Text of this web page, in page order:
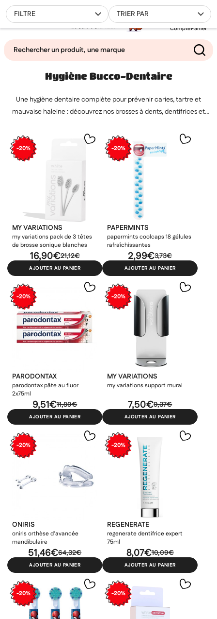
Compte
0
Panier
Filtrer
Mes favoris
TRIER PAR
FILTRE
Hygiène Bucco-Dentaire
Une hygiène dentaire complète pour prévenir caries, tartre et
mauvaise haleine : découvrez nos brosses à dents, dentifrices et
-20%
MY VARIATIONS
my variations pack de 3 têtes
de brosse sonique blanches
21,12€
16,90€
AJOUTER AU PANIER
-20%
PAPERMINTS
papermints coolcaps 18 gélules
rafraîchissantes
3,73€
2,99€
AJOUTER AU PANIER
-20%
PARODONTAX
parodontax pâte au fluor
2x75ml
11,89€
9,51€
AJOUTER AU PANIER
-20%
MY VARIATIONS
my variations support mural
9,37€
7,50€
AJOUTER AU PANIER
-20%
ONIRIS
oniris orthèse d'avancée
mandibulaire
64,32€
51,46€
AJOUTER AU PANIER
-20%
REGENERATE
regenerate dentifrice expert
75ml
10,09€
8,07€
AJOUTER AU PANIER
-20% -20%